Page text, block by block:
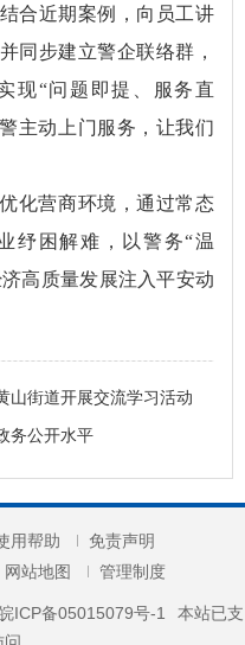
合近期案例，向员工讲
同步建立警企联络群，
现“问题即提、服务直
主动上门服务，让我们
化营商环境，通过常态
纾困解难，以警务“温
高质量发展注入平安动
山街道开展交流学习活动
务公开水平
用帮助
免责声明
网站地图 管理制度
ICP备05015079号-1
本站已支